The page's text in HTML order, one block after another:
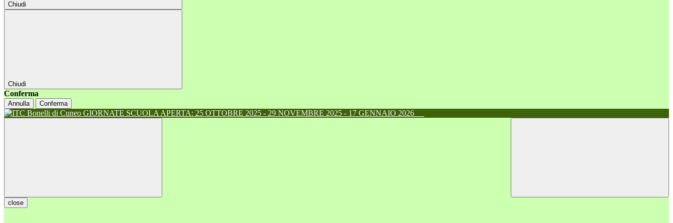
Chiudi
Chiudi
Conferma
Annulla Conferma
GIORNATE SCUOLA APERTA: 25 OTTOBRE 2025 - 29 NOVEMBRE 2025 - 17 GENNAIO 2026
close